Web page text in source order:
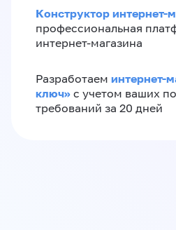
Конструктор интернет-
профессиональная
интернет-магазина
Разработаем интернет-
ключ»‎ с учетом ваших
требований за 20 дней